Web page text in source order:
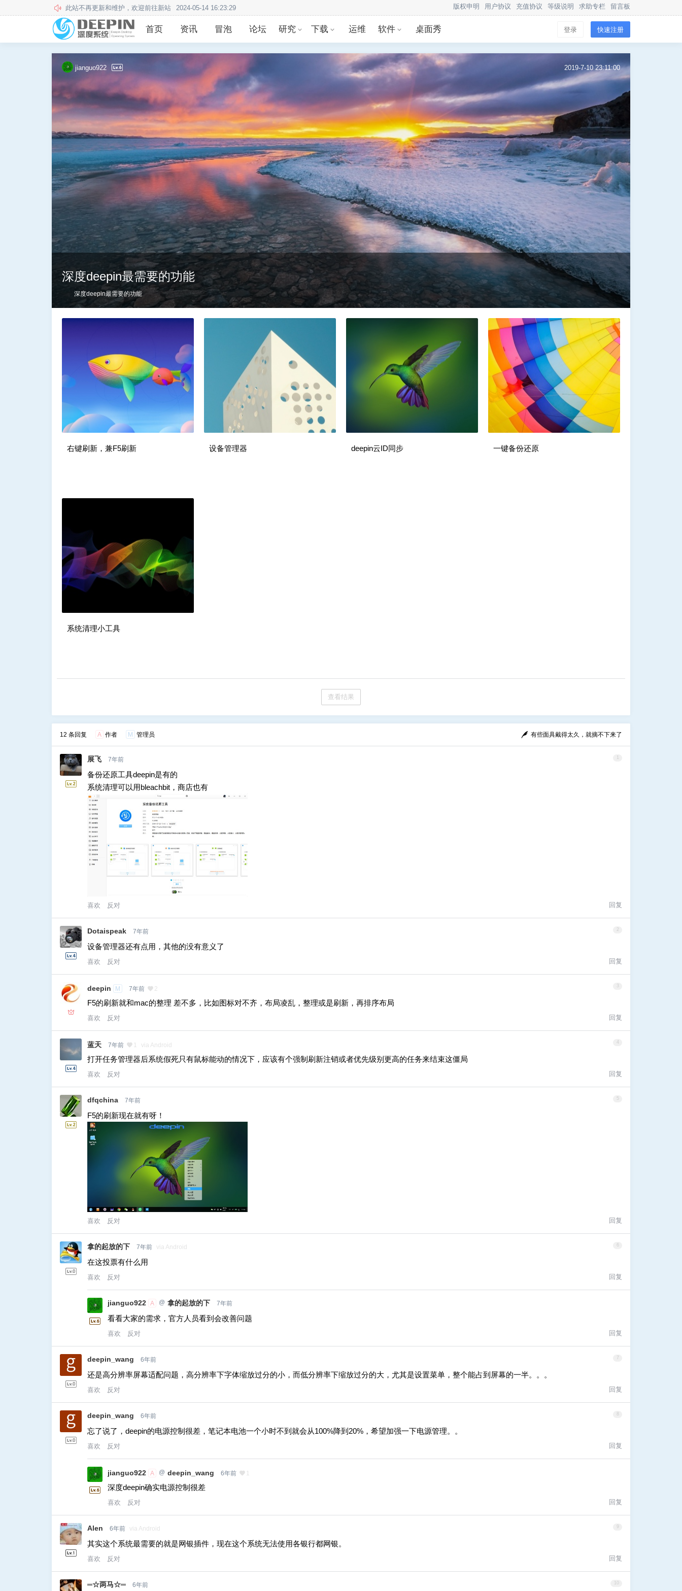
本站用户须知
2020-12-24 13:57:34
版权申明 用户协议 充值协议 等级说明 求助专栏 留言板
首页 资讯 冒泡 论坛 研究 下载 运维 软件 桌面秀 登录 快速注册
jianguo922 2019-7-10 23:11:00
深度deepin最需要的功能
深度deepin最需要的功能
右键刷新，兼F5刷新 设备管理器 deepin云ID同步 一键备份还原
系统清理小工具
查看结果
12 条回复 A 作者 M 管理员 有些面具戴得太久，就摘不下来了
展飞 7年前
备份还原工具deepin是有的
系统清理可以用bleachbit，商店也有
喜欢 反对 回复
Dotaispeak 7年前 2
设备管理器还有点用，其他的没有意义了
喜欢 反对 回复
deepin M 7年前 2 3
F5的刷新就和mac的整理 差不多，比如图标对不齐，布局凌乱，整理或是刷新，再排序布局
喜欢 反对 回复
蓝天 7年前 1 via Android 4
打开任务管理器后系统假死只有鼠标能动的情况下，应该有个强制刷新注销或者优先级别更高的任务来结束这僵局
喜欢 反对 回复
dfqchina 7年前 5
F5的刷新现在就有呀！
喜欢 反对 回复
拿的起放的下 7年前 via Android
在这投票有什么用
喜欢 反对 回复
jianguo922 A @ 拿的起放的下 7年前
看看大家的需求，官方人员看到会改善问题
喜欢 反对 回复
deepin_wang 6年前 7
还是高分辨率屏幕适配问题，高分辨率下字体缩放过分的小，而低分辨率下缩放过分的大，尤其是设置菜单，整个能占到屏幕的一半。。。
喜欢 反对 回复
deepin_wang 6年前
忘了说了，deepin的电源控制很差，笔记本电池一个小时不到就会从100%降到20%，希望加强一下电源管理。。
喜欢 反对 回复
jianguo922 A @ deepin_wang 6年前 1
深度deepin确实电源控制很差
喜欢 反对 回复
Alen 6年前 via Android 9
其实这个系统最需要的就是网银插件，现在这个系统无法使用各银行都网银。
喜欢 反对 回复
═☆两马☆═ 6年前
QQ登录